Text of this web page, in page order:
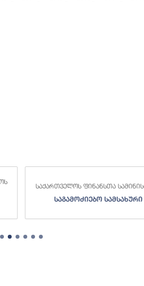
საქართველოს ფინანსთა
საგამოძიებო სამსახური